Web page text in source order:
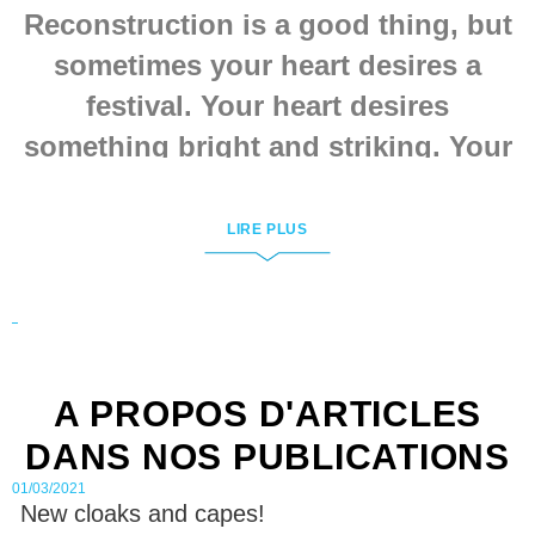
have for the fashionista.
And of course it can be
made in different colors.
Reconstruction is a good thing, but
sometimes your heart desires a
festival. Your heart desires
something bright and striking. Your
character from a book, a film or a
computer game for a while. Your
Mastery come to your rescue. A great
variety of chic, bright and fabulously
beautiful costumes!
LIRE PLUS
A PROPOS D'ARTICLES
DANS NOS PUBLICATIONS
01/03/2021
New cloaks and capes!